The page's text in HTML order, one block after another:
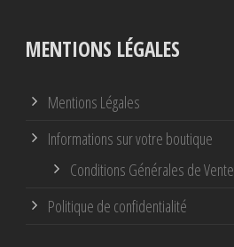
MENTIONS LÉGALES
Mentions Légales
Informations sur votre boutique
Conditions Générales de Vente
Politique de confidentialité